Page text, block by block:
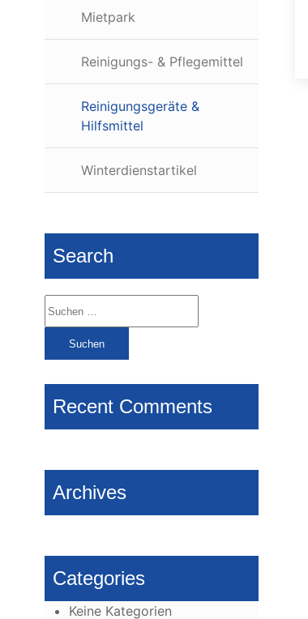
Mietpark
Reinigungs- & Pflegemittel
Reinigungsgeräte &
Hilfsmittel
Winterdienstartikel
Search
Suchen
nach:
Recent Comments
Archives
Categories
Keine Kategorien